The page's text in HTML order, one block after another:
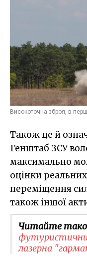
Високоточна зброя, в
Також це й
Генштаб ЗСУ
максимально
оцінки
переміщення
також іншої
Читайте
лазерна